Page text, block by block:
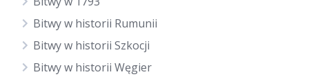
Bitwy w historii Rumunii
Bitwy w historii Szkocji
Bitwy w historii Węgier